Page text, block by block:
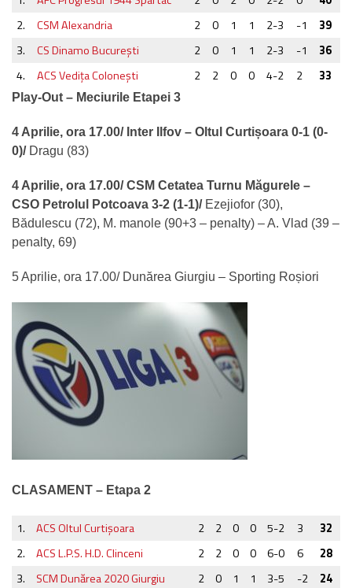
2.
CSM Alexandria 2 0 1 1 2-3 -1
39
3.
CS Dinamo Bucureşti 2 0 1 1 2-3 -1
36
4.
ACS Vediţa Coloneşti 2 2 0 0 4-2 2 33
Play-Out – Meciurile Etapei 3
4 Aprilie, ora 17.00/ Inter Ilfov – Oltul Curtișoara 0-1 (0-
0)/ Dragu (83)
4 Aprilie, ora 17.00/ CSM Cetatea Turnu Măgurele –
CSO Petrolul Potcoava 3-2 (1-1)/ Ezejiofor (30),
Bădulescu (72), M. manole (90+3 – penalty) – A. Vlad (39 –
penalty, 69)
5 Aprilie, ora 17.00/ Dunărea Giurgiu – Sporting Roșiori
CLASAMENT – Etapa 2
1. ACS Oltul Curtişoara 2 2 0 0 5-2 3
32
2.
ACS L.P.S. H.D. Clinceni 2 2 0 0 6-0 6
28
3.
SCM Dunărea 2020 Giurgiu 2 0 1 1 3-5 -2
24